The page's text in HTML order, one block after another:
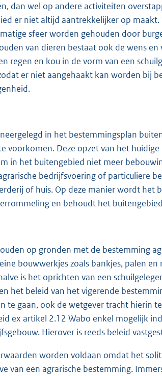
dan wel op andere activiteiten
er niet altijd aantrekkelijker op
sfeer worden gehouden door
van dieren bestaat ook de wens en
regen en kou in de vorm van een
er niet aangehaakt kan worden bij
in het bestemmingsplan
voorkomen. Deze opzet van het
in het buitengebied niet meer
bedrijfsvoering of particuliere
of huis. Op deze manier wordt het
en behoudt het
op gronden met de bestemming
bouwwerkjes zoals bankjes, palen
is het oprichten van een
het beleid van het vigerende
te gaan, ook de wetgever tracht hierin
ex artikel 2.12 Wabo enkel mogelijk
Hierover is reeds beleid
worden voldaan omdat het
van een agrarische bestemming.